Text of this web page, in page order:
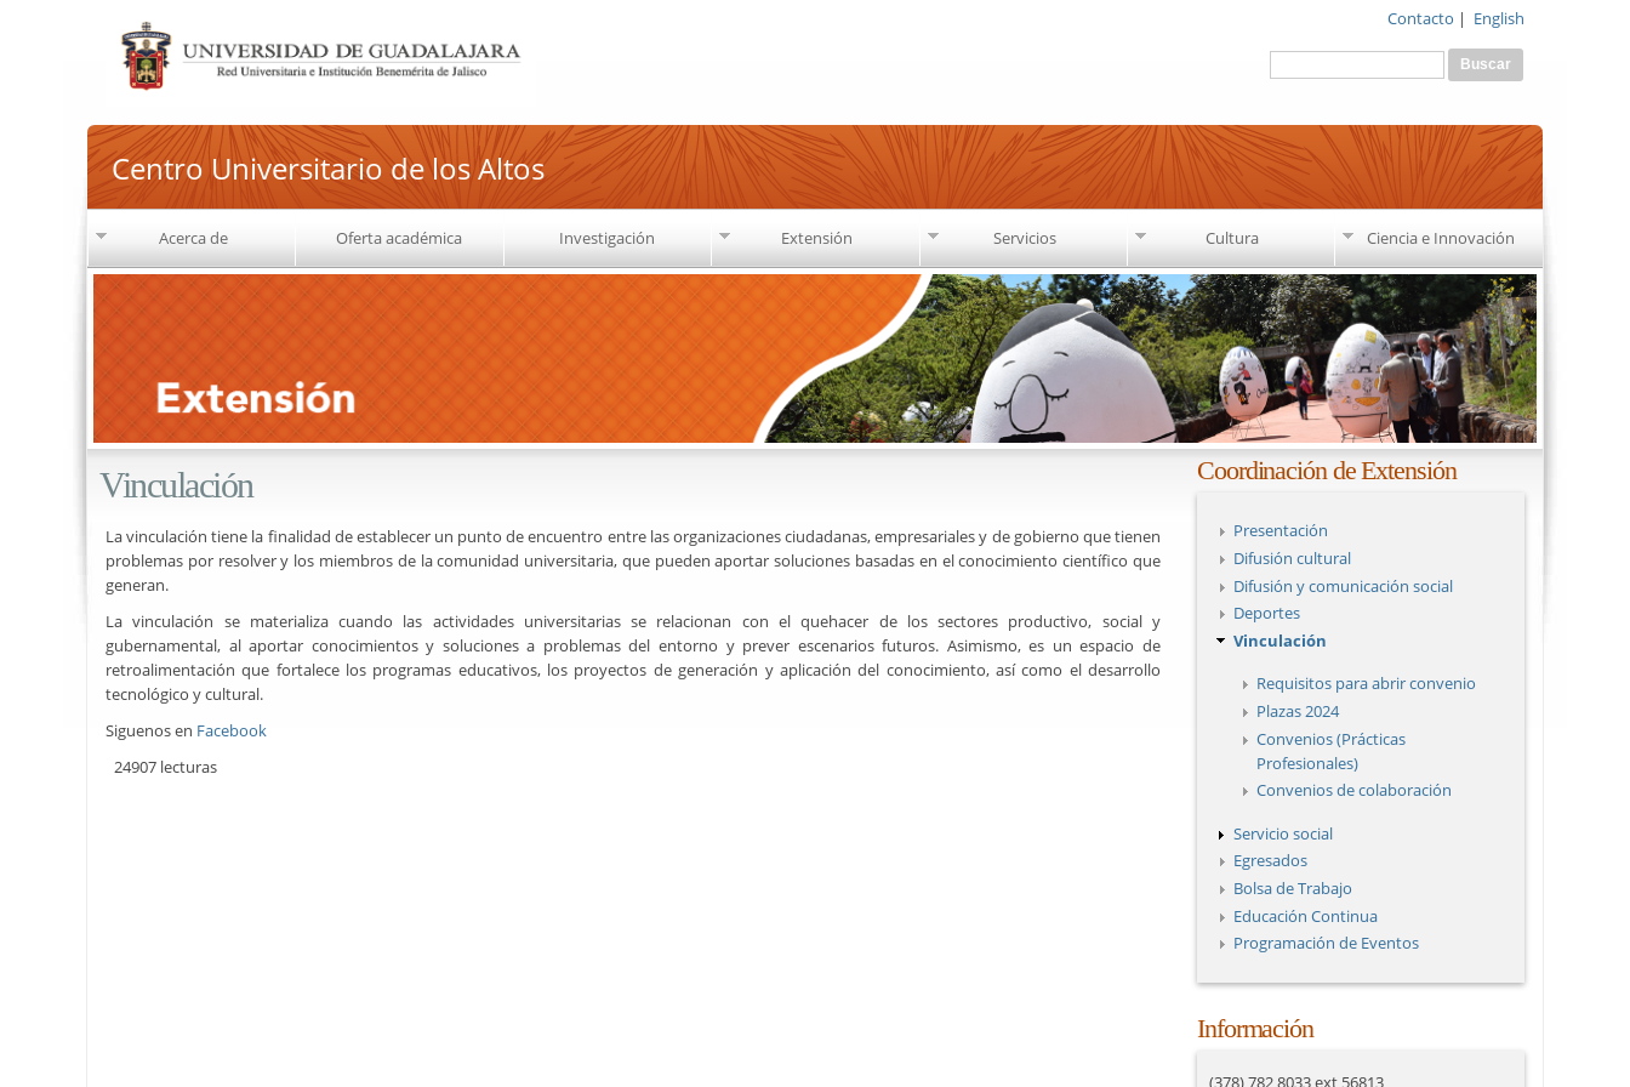
Contacto | English
Formulario de búsqueda
Centro Universitario de los Altos
Acerca de Oferta académica Investigación Extensión Servicios Cultura Ciencia e Innovación
Vinculación
La vinculación tiene la finalidad de establecer un punto de encuentro entre las organizaciones ciudadanas, empresariales y de gobierno que tienen
problemas por resolver y los miembros de la comunidad universitaria, que pueden aportar soluciones basadas en el conocimiento científico que
generan.
La vinculación se materializa cuando las actividades universitarias se relacionan con el quehacer de los sectores productivo, social y
gubernamental, al aportar conocimientos y soluciones a problemas del entorno y prever escenarios futuros. Asimismo, es un espacio de
retroalimentación que fortalece los programas educativos, los proyectos de generación y aplicación del conocimiento, así como el desarrollo
tecnológico y cultural.
Siguenos en Facebook
24907 lecturas
Coordinación de Extensión
Presentación
Difusión cultural
Difusión y comunicación social
Deportes
Vinculación
Requisitos para abrir convenio
Plazas 2024
Convenios (Prácticas
Profesionales)
Convenios de colaboración
Servicio social
Egresados
Bolsa de Trabajo
Educación Continua
Programación de Eventos
Información
(378) 782 8033 ext 56813